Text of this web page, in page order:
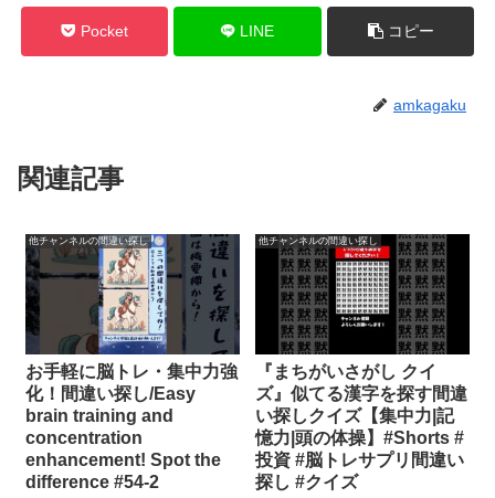
Pocket LINE コピー
amkagaku
関連記事
他チャンネルの間違い探し
お手軽に脳トレ・集中力強
化！間違い探し/Easy
brain training and
concentration
enhancement! Spot the
difference #54-2
他チャンネルの間違い探し
『まちがいさがし クイ
ズ』似てる漢字を探す間違
い探しクイズ【集中力|記
憶力|頭の体操】#Shorts #
投資 #脳トレサプリ間違い
探し #クイズ